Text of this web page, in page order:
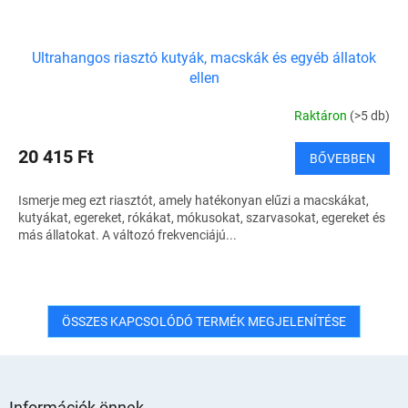
Ultrahangos riasztó kutyák, macskák és egyéb állatok
ellen
Raktáron (>5 db)
20 415 Ft BŐVEBBEN
Ismerje meg ezt riasztót, amely hatékonyan elűzi a macskákat,
kutyákat, egereket, rókákat, mókusokat, szarvasokat, egereket és
más állatokat. A változó frekvenciájú...
ÖSSZES KAPCSOLÓDÓ TERMÉK MEGJELENÍTÉSE